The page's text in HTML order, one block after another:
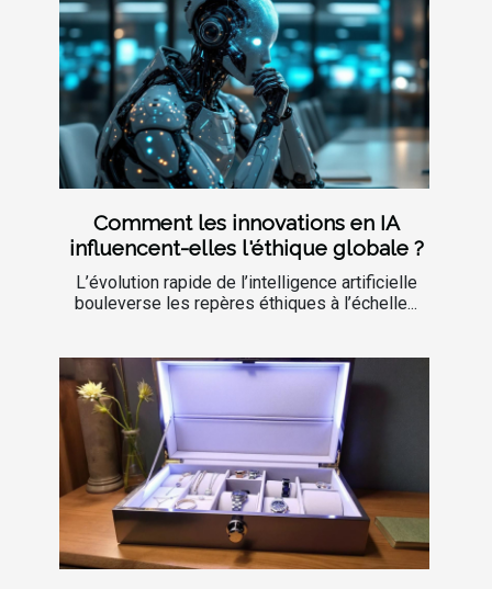
Comment les innovations en IA
influencent-elles l'éthique globale ?
L’évolution rapide de l’intelligence artificielle
bouleverse les repères éthiques à l’échelle...